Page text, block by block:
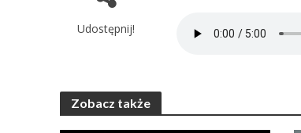
Udostępnij!
Zobacz także